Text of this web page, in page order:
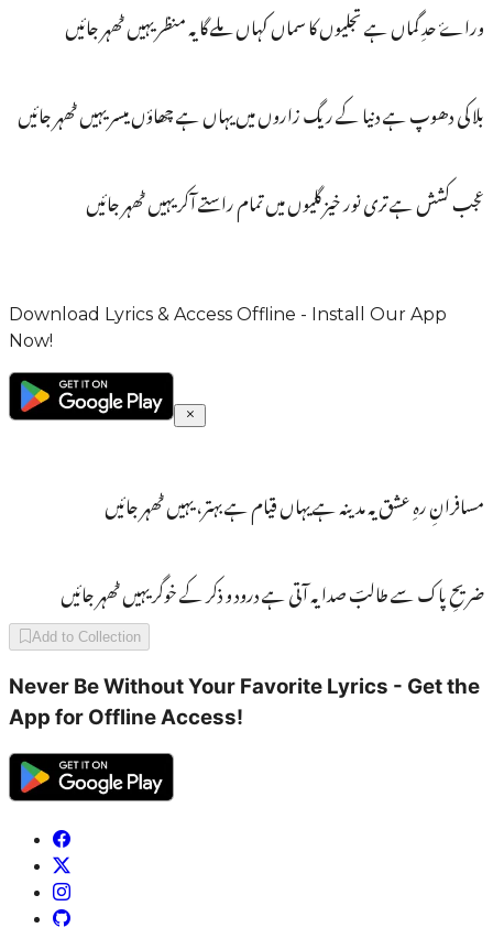
وراۓ حدِ گماں ہے تجلیوں کا سماں کہاں ملے گا یہ منظر یہیں ٹھہر جائیں
بلا کی دھوپ ہے دنیا کے ریگ زاروں میں یہاں ہے چھاؤں میسر یہیں ٹھہر جائیں
عجب کشش ہے تری نور خیز گلیوں میں تمام راستے آکر یہیں ٹھہر جائیں
Download Lyrics & Access Offline - Install Our App
Now!
مسافرانِ رہِ عشق یہ مدینہ ہے یہاں قیام ہے بہتر، یہیں ٹھہر جائیں
ضریحِ پاک سے طالبؔ صدا یہ آتی ہے درود و ذکر کے خوگر یہیں ٹھہر جائیں
Add to Collection
Never Be Without Your Favorite Lyrics - Get the
App for Offline Access!